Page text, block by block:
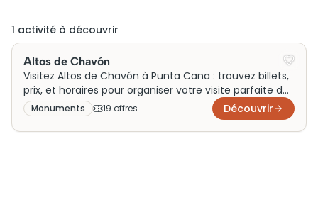
1 activité à découvrir
Altos de Chavón
Visitez Altos de Chavón à Punta Cana : trouvez billets,
prix, et horaires pour organiser votre visite parfaite dès
maintenant. Réservez vite!
Monuments 19 offres Découvrir